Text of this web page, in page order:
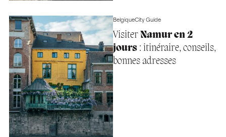
BelgiqueCity Guide
Visiter Namur en 2
jours: itinéraire, conseils,
bonnes adresses